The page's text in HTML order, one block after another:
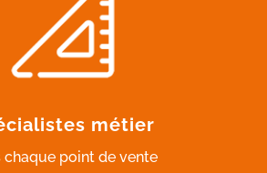
métier
chaque point de vente